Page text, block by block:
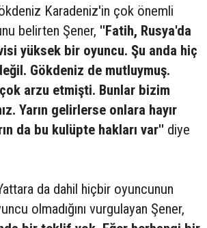
Karadeniz'in çok önemli
belirten Şener, ''Fatih, Rusya'da
yüksek bir oyuncu. Şu anda hiç
Gökdeniz de mutluymuş.
arzu etmişti. Bunlar bizim
Yarın gelirlerse onlara hayır
da bu kulüpte hakları var'' diye
da dahil hiçbir oyuncunun
olmadığını vurgulayan Şener,